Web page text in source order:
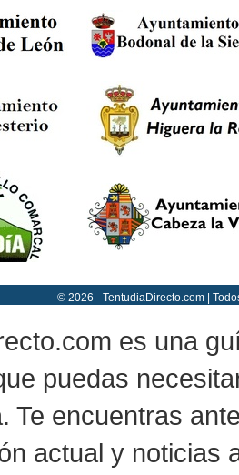
© 2026 - TentudiaDirecto.com |
es una
puedas
Te encuentras
actual y noticias